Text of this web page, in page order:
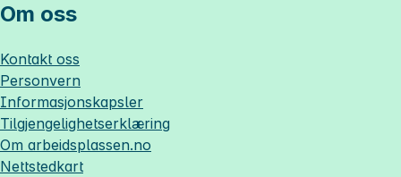
Om oss
Kontakt oss
Personvern
Informasjonskapsler
Tilgjengelighetserklæring
Om arbeidsplassen.no
Nettstedkart